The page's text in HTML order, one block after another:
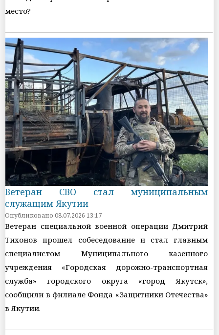
место?
Ветеран СВО стал муниципальным
служащим Якутии
Опубликовано 08.07.2026 13:17
Ветеран специальной военной операции Дмитрий
Тихонов прошел собеседование и стал главным
специалистом Муниципального казенного
учреждения «Городская дорожно-транспортная
служба» городского округа «город Якутск»,
сообщили в филиале Фонда «Защитники Отечества»
в Якутии.